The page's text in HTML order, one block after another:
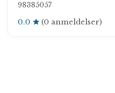
98385057
0.0 (0 anmeldelser)